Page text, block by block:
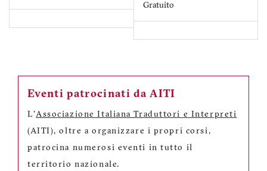
Gratuito
Eventi patrocinati da AITI
L'Associazione Italiana Traduttori e Interpreti
(AITI), oltre a organizzare i propri corsi,
patrocina numerosi eventi in tutto il
territorio nazionale.